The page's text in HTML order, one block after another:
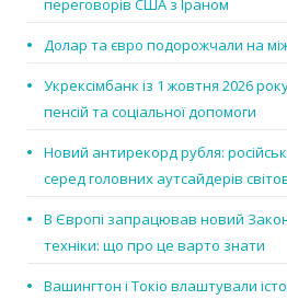
переговорів США з Іраном
Долар та євро подорожчали на
Укрексімбанк із 1 жовтня 2026
пенсій та соціальної допомоги
Новий антирекорд рубля:
серед головних аутсайдерів
В Європі запрацював новий
техніки: що про це варто знати
Вашингтон і Токіо влаштували